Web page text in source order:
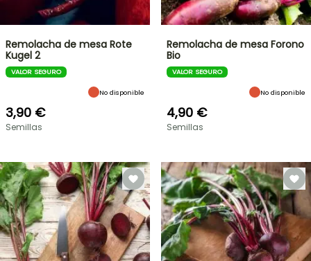
Remolacha de mesa Rote
Kugel 2
VALOR SEGURO
No disponible
3,90 €
Semillas
Remolacha de mesa Forono
Bio
VALOR SEGURO
No disponible
4,90 €
Semillas